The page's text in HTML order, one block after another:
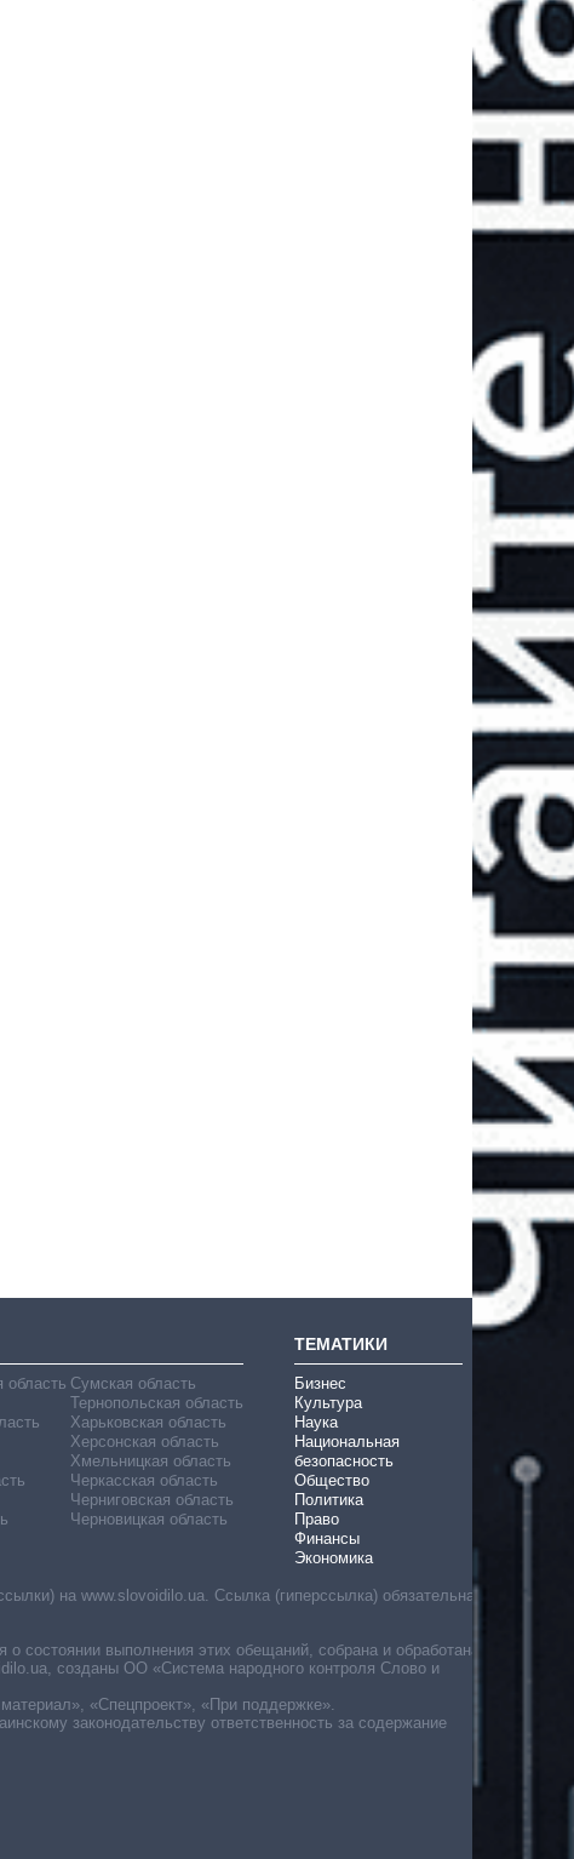
область Сумская область
Тернопольская область
Харьковская область
Херсонская область
Хмельницкая область
Черкасская область
Черниговская область
Черновицкая область
ТЕМАТИКИ
Бизнес
Культура
Наука
Национальная
безопасность
Общество
Политика
Право
Финансы
Экономика
на www.slovoidilo.ua. Ссылка (гиперссылка) обязательна
выполнения этих обещаний, собрана и обработана
созданы ОО «Система народного контроля Слово и
«Спецпроект», «При поддержке».
законодательству ответственность за содержание